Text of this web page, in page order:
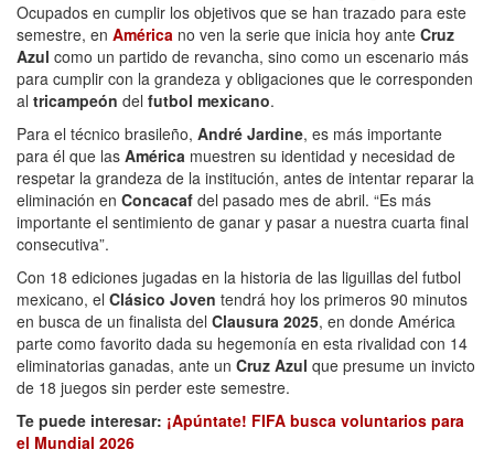
Ocupados en cumplir los objetivos que se han trazado para este
semestre, en América no ven la serie que inicia hoy ante Cruz
Azul como un partido de revancha, sino como un escenario más
para cumplir con la grandeza y obligaciones que le corresponden
al tricampeón del futbol mexicano.
Para el técnico brasileño, André Jardine, es más importante
para él que las América muestren su identidad y necesidad de
respetar la grandeza de la institución, antes de intentar reparar la
eliminación en Concacaf del pasado mes de abril. “Es más
importante el sentimiento de ganar y pasar a nuestra cuarta final
consecutiva”.
Con 18 ediciones jugadas en la historia de las liguillas del futbol
mexicano, el Clásico Joven tendrá hoy los primeros 90 minutos
en busca de un finalista del Clausura 2025, en donde América
parte como favorito dada su hegemonía en esta rivalidad con 14
eliminatorias ganadas, ante un Cruz Azul que presume un invicto
de 18 juegos sin perder este semestre.
Te puede interesar: ¡Apúntate! FIFA busca voluntarios para
el Mundial 2026